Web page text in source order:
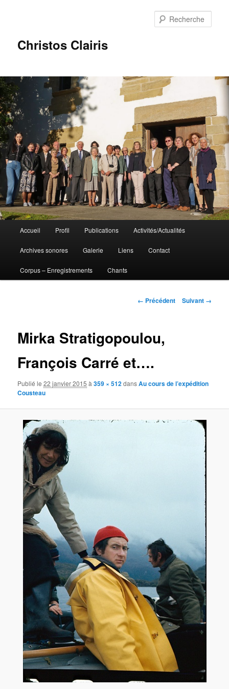
Christos Clairis
principal
Aller
au
contenu
Accueil Profil Publications Activités/Actualités
Archives sonores Galerie Liens Contact
Corpus – Enregistrements Chants
Navigation
← Précédent Suivant →
Mirka Stratigopoulou,
François Carré et….
Publié le22 janvier 2015 à359 × 512dansAu cours de l’expédition
Cousteau